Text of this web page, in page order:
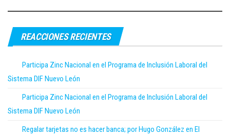
REACCIONES RECIENTES
Participa Zinc Nacional en el Programa de Inclusión Laboral del
Sistema DIF Nuevo León
Participa Zinc Nacional en el Programa de Inclusión Laboral del
Sistema DIF Nuevo León
Regalar tarjetas no es hacer banca; por Hugo González en El